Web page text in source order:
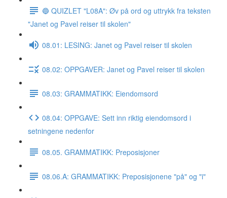
🔵 QUIZLET "L08A": Øv på ord og uttrykk fra teksten
"Janet og Pavel reiser til skolen"
08.01: LESING: Janet og Pavel reiser til skolen
08.02: OPPGAVER: Janet og Pavel reiser til skolen
08.03: GRAMMATIKK: Eiendomsord
08.04: OPPGAVE: Sett inn riktig eiendomsord i
setningene nedenfor
08.05. GRAMMATIKK: Preposisjoner
08.06.A: GRAMMATIKK: Preposisjonene "på" og "i"